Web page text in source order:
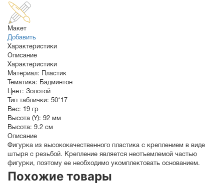
Макет
Добавить
Характеристики
Описание
Характеристики
Материал: Пластик
Тематика: Бадминтон
Цвет: Золотой
Тип таблички: 50*17
Вес: 19 гр
Высота (Y): 92 мм
Высота: 9.2 см
Описание
Фигурка из высококачественного пластика с креплением в виде
штыря с резьбой. Крепление является неотъемлемой частью
фигурки, поэтому ее необходимо укомплектовать основанием.
Похожие товары